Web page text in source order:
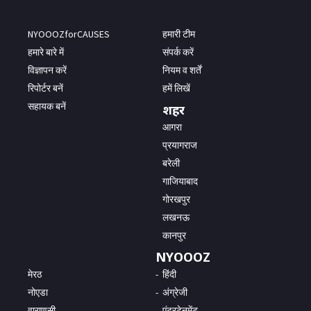
NYOOOZforCAUSES
हमारे बारे में
विज्ञापन करें
रिपोर्टर बनें
सहायक बनें
हमारी टीम
संपर्क करें
नियम व शर्तें
हमें लिखें
शहर
आगरा
प्रयागराज
बरेली
गाजियाबाद
गोरखपुर
लखनऊ
कानपुर
मेरठ
नोएडा
NYOOOZ
हिंदी
अंग्रेजी